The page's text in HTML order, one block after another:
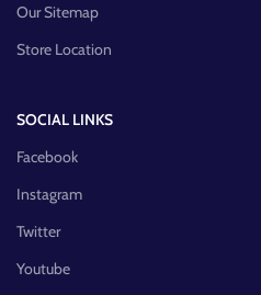
Our Sitemap
Store Location
SOCIAL LINKS
Facebook
Instagram
Twitter
Youtube